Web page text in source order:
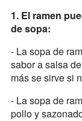
1. El ramen
de sopa:
- La sopa de
sabor a salsa
más se sirve si
- La sopa de
pollo y